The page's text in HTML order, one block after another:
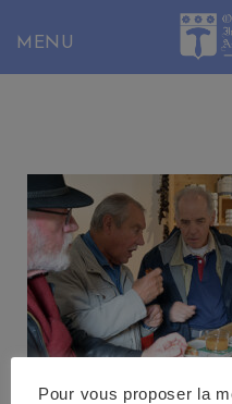
content
Pour vous proposer la